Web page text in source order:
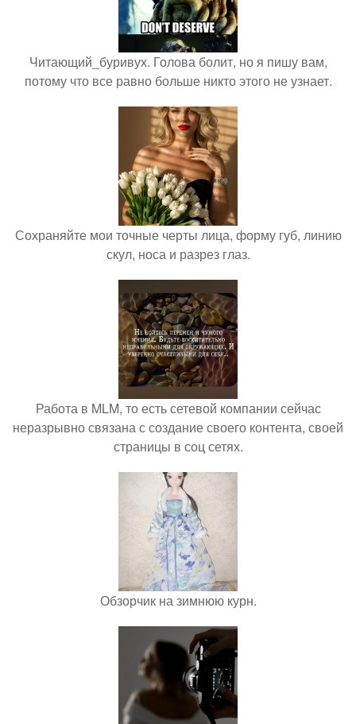
Читающий_буривух. Голова болит, но я пишу вам,
потому что все равно больше никто этого не узнает.
Сохраняйте мои точные черты лица, форму губ, линию
скул, носа и разрез глаз.
Работа в MLM, то есть сетевой компании сейчас
неразрывно связана с создание своего контента, своей
страницы в соц сетях.
Обзорчик на зимнюю курн.